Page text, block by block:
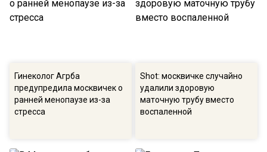
Гинеколог Агрба
предупредила москвичек о
ранней менопаузе из-за
стресса
Shot: москвичке случайно
удалили здоровую
маточную трубу вместо
воспаленной